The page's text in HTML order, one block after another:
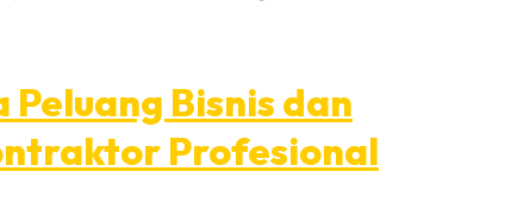
Bisnis dan
Profesional